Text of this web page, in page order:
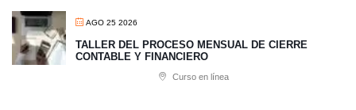
AGO 25 2026
TALLER DEL PROCESO MENSUAL DE CIERRE
CONTABLE Y FINANCIERO
Curso en línea